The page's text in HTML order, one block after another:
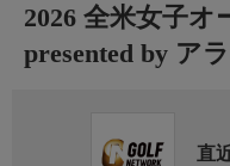
2026 全米女子
presented by ア
直